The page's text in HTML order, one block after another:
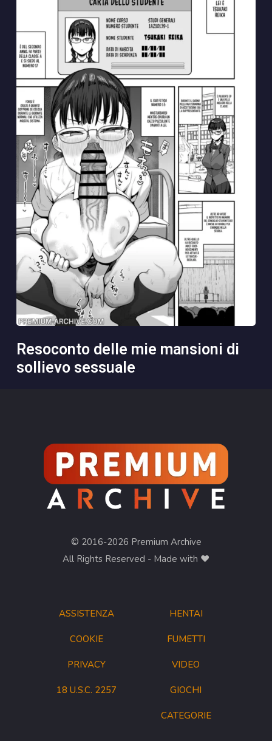
resoconto delle mie mansioni di
sollievo sessuale
ASSISTENZA
COOKIE
PRIVACY
18 U.S.C. 2257
© 2016-2026 Premium Archive
All Rights Reserved - Made with ❤︎
HENTAI
FUMETTI
VIDEO
GIOCHI
CATEGORIE